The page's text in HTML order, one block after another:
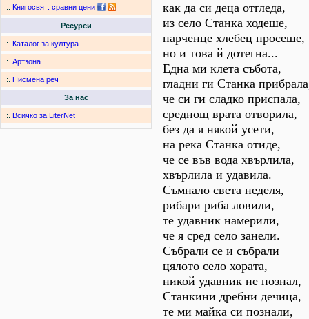
:. Книгосвят: сравни цени
Ресурси
:. Каталог за култура
:. Артзона
:. Писмена реч
За нас
:. Всичко за LiterNet
как да си деца отгледа,
из село Станка ходеше,
парченце хлебец просеше,
но и това й дотегна...
Една ми клета събота,
гладни ги Станка
че си ги сладко приспала,
среднощ врата отворила,
без да я някой усети,
на река Станка отиде,
че се във вода хвърлила,
хвърлила и удавила.
Съмнало света неделя,
рибари риба ловили,
те удавник намерили,
че я сред село занели.
Събрали се и събрали
цялото село хората,
никой удавник не познал,
Станкини дребни дечица,
те ми майка си познали,